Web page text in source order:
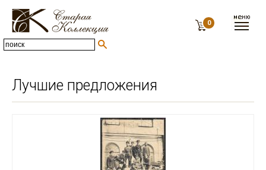
0
Лучшие предложения